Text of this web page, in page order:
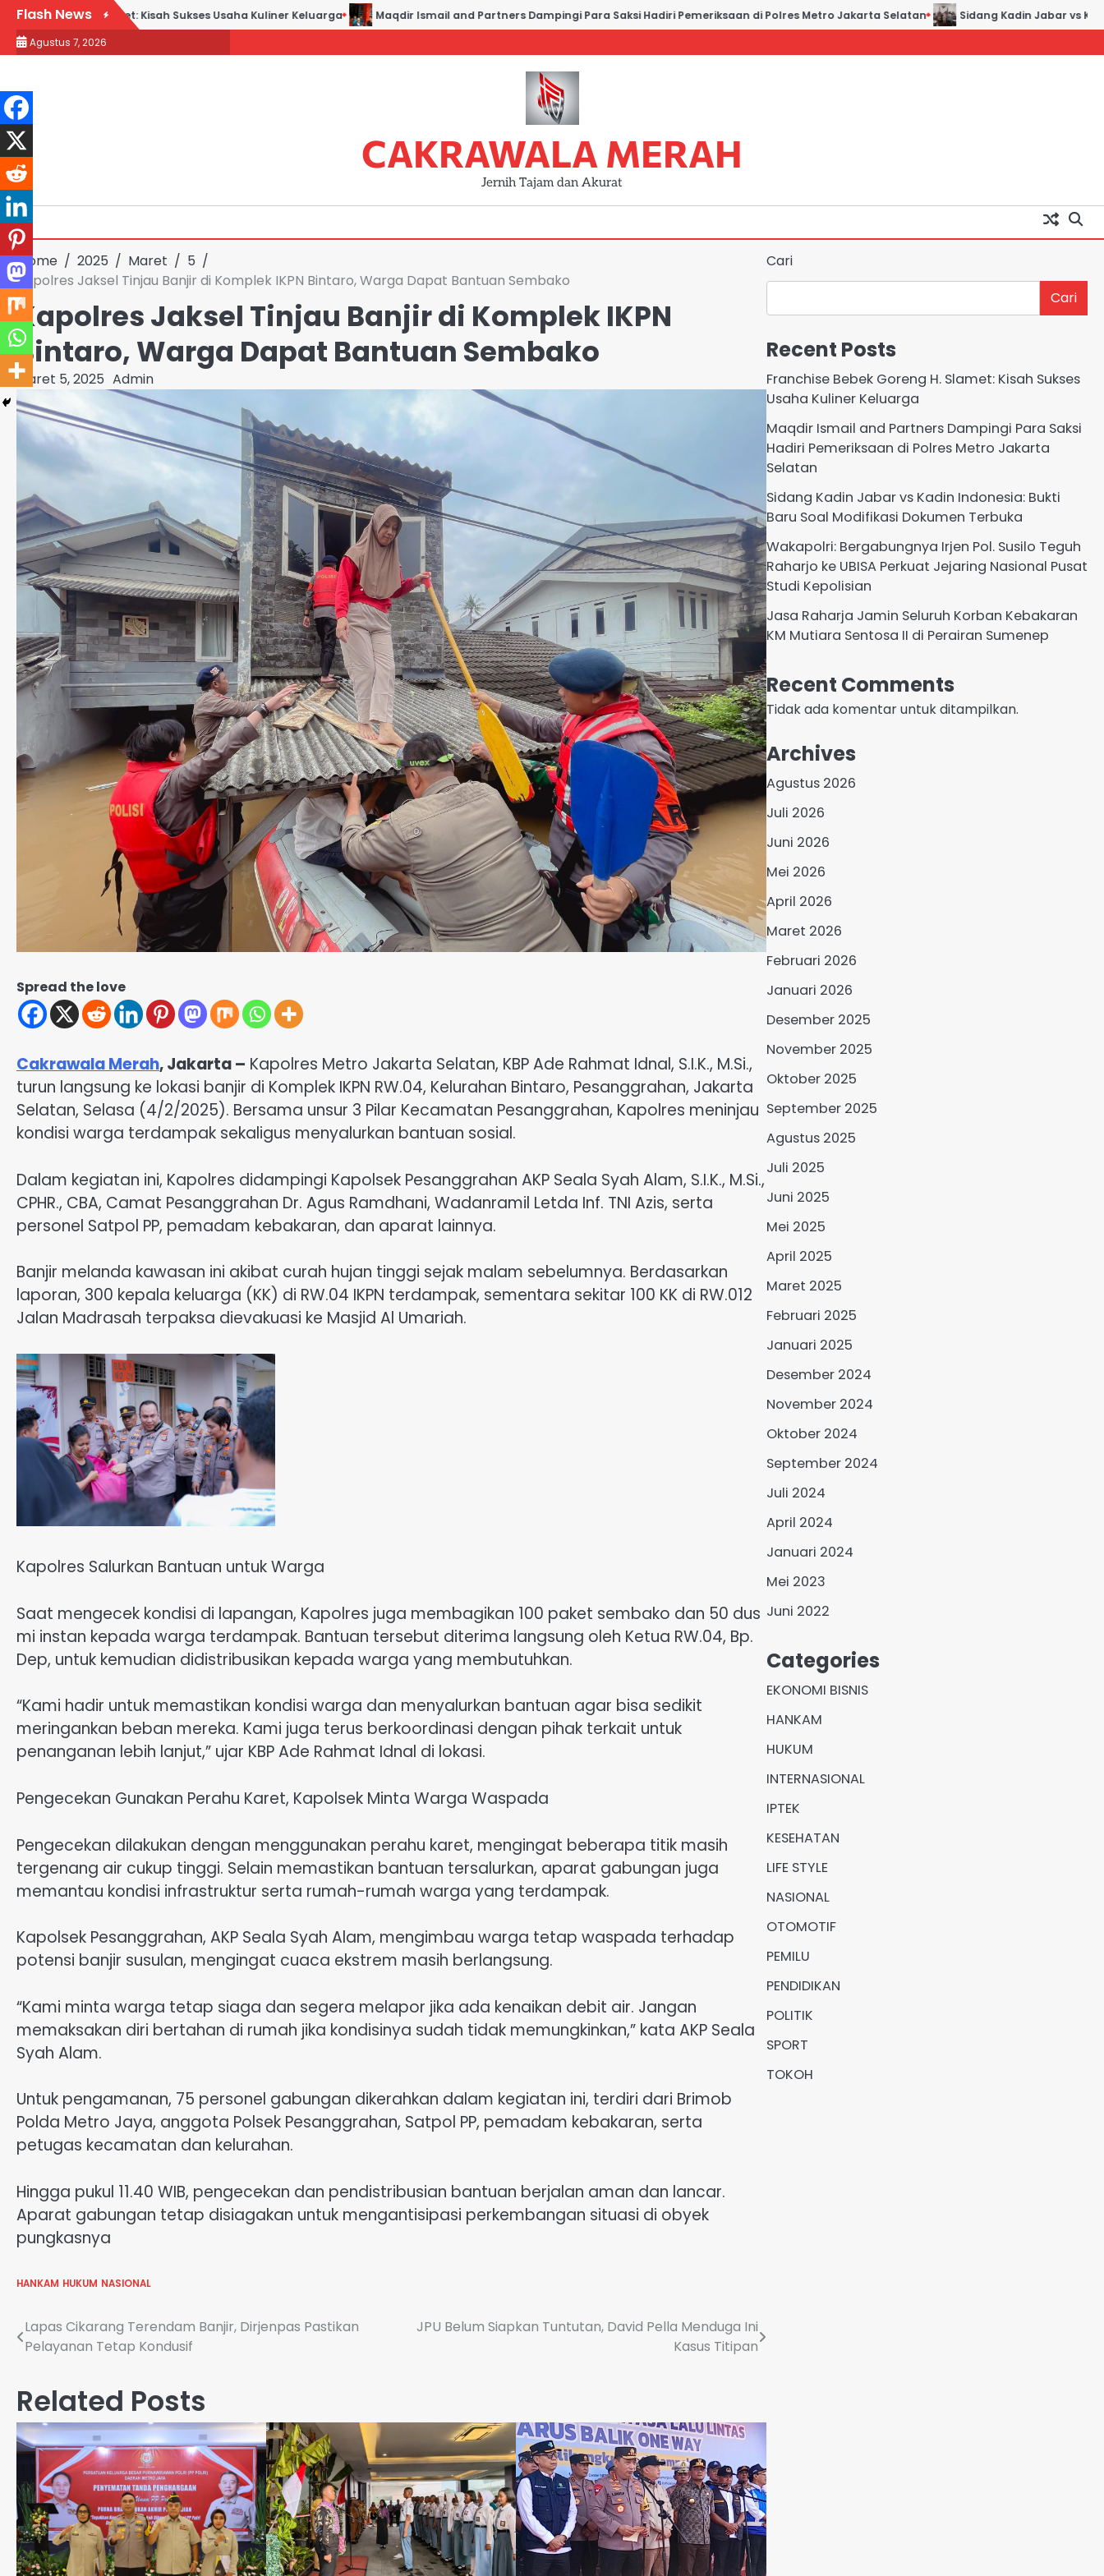
Skip
content
Flash News
Goreng H. Slamet: Kisah Sukses Usaha Kuliner Keluarga Maqdir Ismail and Partners Dampingi Para Saksi Hadiri Pemeriksaan di Polres Metro Jakarta Selatan Sidang Kadin Jabar vs Kadin
Agustus 7, 2026
CAKRAWALA MERAH
Jernih Tajam dan Akurat
Home 2025 Maret
5
Kapolres Jaksel Tinjau Banjir di Komplek IKPN Bintaro, Warga Dapat Bantuan Sembako
Kapolres Jaksel Tinjau Banjir di Komplek IKPN
Bintaro, Warga Dapat Bantuan Sembako
Maret 5, 2025 Admin
Spread the love
Cakrawala Merah, Jakarta – Kapolres Metro Jakarta Selatan, KBP Ade Rahmat Idnal, S.I.K., M.Si.,
turun langsung ke lokasi banjir di Komplek IKPN RW.04, Kelurahan Bintaro, Pesanggrahan, Jakarta
Selatan, Selasa (4/2/2025). Bersama unsur 3 Pilar Kecamatan Pesanggrahan, Kapolres meninjau
kondisi warga terdampak sekaligus menyalurkan bantuan sosial.
Dalam kegiatan ini, Kapolres didampingi Kapolsek Pesanggrahan AKP Seala Syah Alam, S.I.K., M.Si.,
CPHR., CBA, Camat Pesanggrahan Dr. Agus Ramdhani, Wadanramil Letda Inf. TNI Azis, serta
personel Satpol PP, pemadam kebakaran, dan aparat lainnya.
Banjir melanda kawasan ini akibat curah hujan tinggi sejak malam sebelumnya. Berdasarkan
laporan, 300 kepala keluarga (KK) di RW.04 IKPN terdampak, sementara sekitar 100 KK di RW.012
Jalan Madrasah terpaksa dievakuasi ke Masjid Al Umariah.
Kapolres Salurkan Bantuan untuk Warga
Saat mengecek kondisi di lapangan, Kapolres juga membagikan 100 paket sembako dan 50 dus
mi instan kepada warga terdampak. Bantuan tersebut diterima langsung oleh Ketua RW.04, Bp.
Dep, untuk kemudian didistribusikan kepada warga yang membutuhkan.
“Kami hadir untuk memastikan kondisi warga dan menyalurkan bantuan agar bisa sedikit
meringankan beban mereka. Kami juga terus berkoordinasi dengan pihak terkait untuk
penanganan lebih lanjut,” ujar KBP Ade Rahmat Idnal di lokasi.
Pengecekan Gunakan Perahu Karet, Kapolsek Minta Warga Waspada
Pengecekan dilakukan dengan menggunakan perahu karet, mengingat beberapa titik masih
tergenang air cukup tinggi. Selain memastikan bantuan tersalurkan, aparat gabungan juga
memantau kondisi infrastruktur serta rumah-rumah warga yang terdampak.
Kapolsek Pesanggrahan, AKP Seala Syah Alam, mengimbau warga tetap waspada terhadap
potensi banjir susulan, mengingat cuaca ekstrem masih berlangsung.
“Kami minta warga tetap siaga dan segera melapor jika ada kenaikan debit air. Jangan
memaksakan diri bertahan di rumah jika kondisinya sudah tidak memungkinkan,” kata AKP Seala
Syah Alam.
Untuk pengamanan, 75 personel gabungan dikerahkan dalam kegiatan ini, terdiri dari Brimob
Polda Metro Jaya, anggota Polsek Pesanggrahan, Satpol PP, pemadam kebakaran, serta
petugas kecamatan dan kelurahan.
Hingga pukul 11.40 WIB, pengecekan dan pendistribusian bantuan berjalan aman dan lancar.
Aparat gabungan tetap disiagakan untuk mengantisipasi perkembangan situasi di obyek
pungkasnya
HANKAM HUKUM NASIONAL
Navigasi
Lapas Cikarang Terendam Banjir, Dirjenpas Pastikan
Pelayanan Tetap Kondusif
JPU Belum Siapkan Tuntutan, David Pella Menduga Ini
Kasus Titipan
Related Posts
Cari
Cari
Recent Posts
Franchise Bebek Goreng H. Slamet: Kisah Sukses
Usaha Kuliner Keluarga
Maqdir Ismail and Partners Dampingi Para Saksi
Hadiri Pemeriksaan di Polres Metro Jakarta
Selatan
Sidang Kadin Jabar vs Kadin Indonesia: Bukti
Baru Soal Modifikasi Dokumen Terbuka
Wakapolri: Bergabungnya Irjen Pol. Susilo Teguh
Raharjo ke UBISA Perkuat Jejaring Nasional Pusat
Studi Kepolisian
Jasa Raharja Jamin Seluruh Korban Kebakaran
KM Mutiara Sentosa II di Perairan Sumenep
Recent Comments
Tidak ada komentar untuk ditampilkan.
Archives
Agustus 2026
Juli 2026
Juni 2026
Mei 2026
April 2026
Maret 2026
Februari 2026
Januari 2026
Desember 2025
November 2025
Oktober 2025
September 2025
Agustus 2025
Juli 2025
Juni 2025
Mei 2025
April 2025
Maret 2025
Februari 2025
Januari 2025
Desember 2024
November 2024
Oktober 2024
September 2024
Juli 2024
April 2024
Januari 2024
Mei 2023
Juni 2022
Categories
EKONOMI BISNIS
HANKAM
HUKUM
INTERNASIONAL
IPTEK
KESEHATAN
LIFE STYLE
NASIONAL
OTOMOTIF
PEMILU
PENDIDIKAN
POLITIK
SPORT
TOKOH